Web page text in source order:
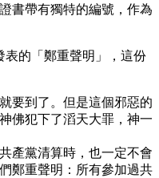
書帶有獨特的編號，作為
表的「鄭重聲明」，這份
要到了。但是這個邪惡的
佛犯下了滔天大罪，神一
產黨清算時，也一定不會
鄭重聲明：所有參加過共